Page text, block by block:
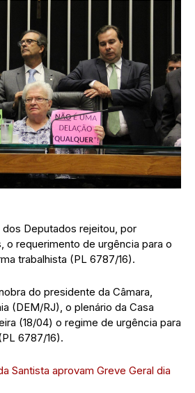
dos Deputados rejeitou, por
o requerimento de urgência para o
trabalhista (PL 6787/16).
do presidente da Câmara,
(DEM/RJ), o plenário da Casa
(18/04) o regime de urgência para
6787/16).
Santista aprovam Greve Geral dia